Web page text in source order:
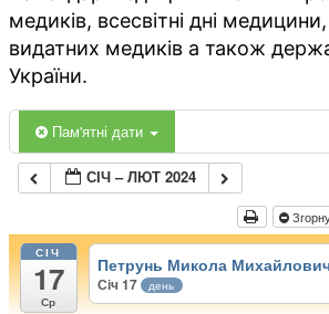
медиків, всесвітні дні
видатних медиків а також
України.
Пам'ятні дати
СІЧ – ЛЮТ 2024
СІЧ
17
Ср
Петрунь Микола
Січ 17 день